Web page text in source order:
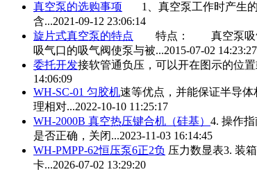
真空泵的选购事项 1、 真空泵工作时产生
含...2021-09-12 23:06:14
旋片式真空泵的特点 特点： 真空泵
吸气口的吸气阀使泵与被...2015-07-02 14:23:27
委托开发接软管通负压，可以开在图示的位
14:06:09
WH-SC-01 匀胶机速等优点，并能保证半导
理相对...2022-10-10 11:25:17
WH-2000B 真空热压键合机（硅基） 4. 操作
是否正确，关闭...2023-11-03 16:14:45
WH-PMPP-62恒压泵6正2负 压力数显表3. 装
卡...2026-07-02 13:29:20